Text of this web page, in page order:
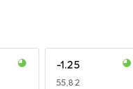
-1.25
EUR
55,82